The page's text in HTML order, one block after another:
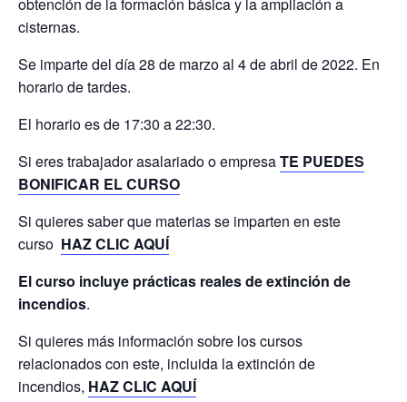
obtención de la formación básica y la ampliación a
cisternas.
Se imparte del día 28 de marzo al 4 de abril de 2022. En
horario de tardes.
El horario es de 17:30 a 22:30.
Si eres trabajador asalariado o empresaTE PUEDES
BONIFICAR EL CURSO
Si quieres saber que materias se imparten en este
curso HAZ CLIC AQUÍ
El curso incluye prácticas reales de extinción de
incendios.
Si quieres más información sobre los cursos
relacionados con este, incluida la extinción de
incendios, HAZ CLIC AQUÍ